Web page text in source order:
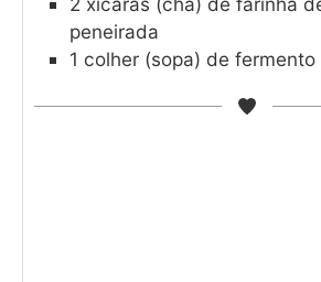
peneirada
1 colher (sopa) de